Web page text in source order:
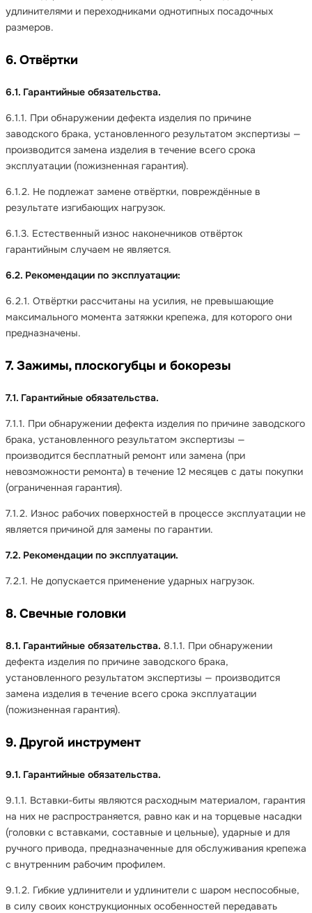
удлинителями и переходниками однотипных посадочных
размеров.
6. Отвёртки
6.1. Гарантийные обязательства.
6.1.1. При обнаружении дефекта изделия по причине
заводского брака, установленного результатом экспертизы —
производится замена изделия в течение всего срока
эксплуатации (пожизненная гарантия).
6.1.2. Не подлежат замене отвёртки, повреждённые в
результате изгибающих нагрузок.
6.1.3. Естественный износ наконечников отвёрток
гарантийным случаем не является.
6.2. Рекомендации по эксплуатации:
6.2.1. Отвёртки рассчитаны на усилия, не превышающие
максимального момента затяжки крепежа, для которого они
предназначены.
7. Зажимы, плоскогубцы и бокорезы
7.1. Гарантийные обязательства.
7.1.1. При обнаружении дефекта изделия по причине заводского
брака, установленного результатом экспертизы —
производится бесплатный ремонт или замена (при
невозможности ремонта) в течение 12 месяцев с даты покупки
(ограниченная гарантия).
7.1.2. Износ рабочих поверхностей в процессе эксплуатации не
является причиной для замены по гарантии.
7.2. Рекомендации по эксплуатации.
7.2.1. Не допускается применение ударных нагрузок.
8. Свечные головки
8.1. Гарантийные обязательства. 8.1.1. При обнаружении
дефекта изделия по причине заводского брака,
установленного результатом экспертизы — производится
замена изделия в течение всего срока эксплуатации
(пожизненная гарантия).
9. Другой инструмент
9.1. Гарантийные обязательства.
9.1.1. Вставки-биты являются расходным материалом, гарантия
на них не распространяется, равно как и на торцевые насадки
(головки с вставками, составные и цельные), ударные и для
ручного привода, предназначенные для обслуживания крепежа
с внутренним рабочим профилем.
9.1.2. Гибкие удлинители и удлинители с шаром неспособные,
в силу своих конструкционных особенностей передавать